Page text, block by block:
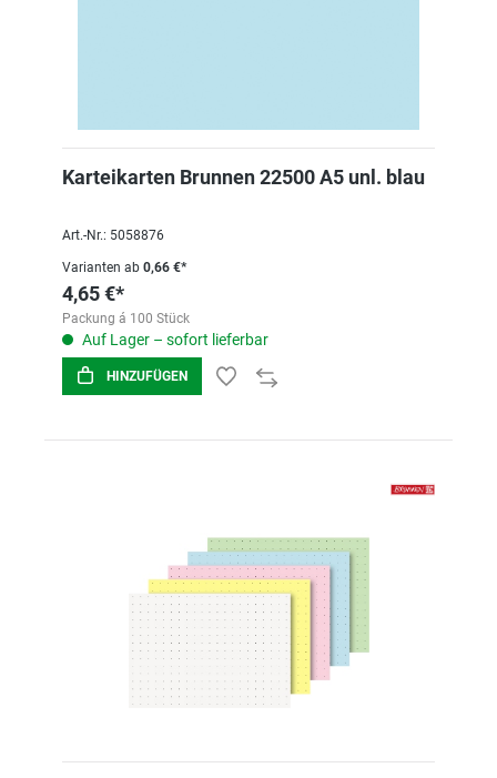
Karteikarten Brunnen 22500 A5 unl. blau
Art.-Nr.: 5058876
Varianten ab 0,66 €*
4,65 €*
Packung á 100 Stück
Auf Lager – sofort lieferbar
HINZUFÜGEN